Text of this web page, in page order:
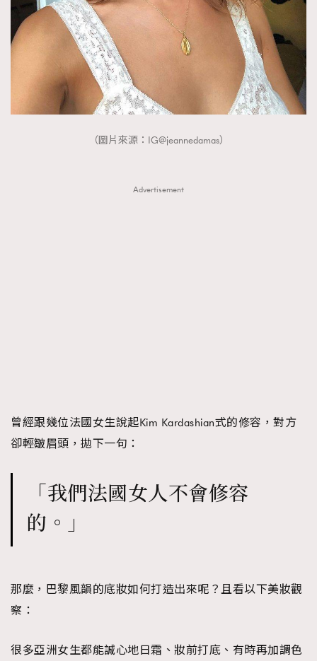
（圖片來源：IG@jeannedamas）
Advertisement
曾經跟幾位法國女生說起Kim Kardashian式的修容，對方
卻輕皺眉頭，拋下一句：
「我們法國女人不會修容
的。」
那麼，巴黎風韻的底妝如何打造出來呢？且看以下美妝觀
察：
很多亞洲女生都能誠心地日霜、妝前打底、有時再加調色